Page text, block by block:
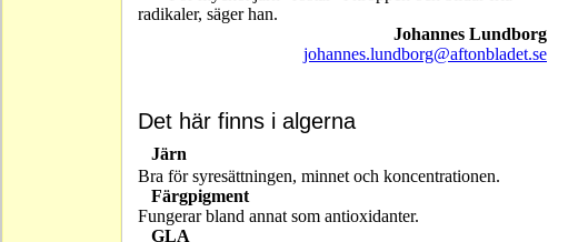
radikaler, säger han.
Johannes Lundborg
johannes.lundborg@aftonbladet.se
Det här finns i algerna
Järn
Bra för syresättningen, minnet och koncentrationen.
Färgpigment
Fungerar bland annat som antioxidanter.
GLA